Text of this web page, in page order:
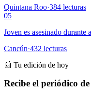
Quintana Roo·384 lecturas
05
Joven es asesinado durante
Cancún·432 lecturas
📰 Tu edición de hoy
Recibe el periódico